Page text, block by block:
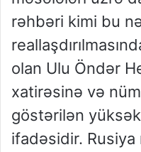
rəhbəri kimi bu
olan Ulu Öndər
xatirəsinə və
göstərilən
ifadəsidir.